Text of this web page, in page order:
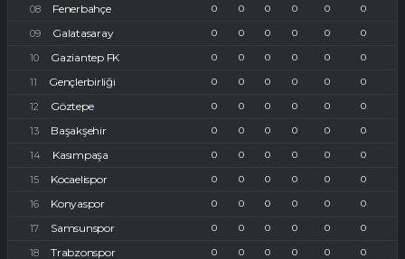
Fenerbahçe 0 0 0 0 0 0
Galatasaray 0 0 0 0 0 0
Gaziantep FK 0 0 0 0 0 0
Gençlerbirliği 0 0 0 0 0 0
Göztepe 0 0 0 0 0 0
Başakşehir 0 0 0 0 0 0
Kasımpaşa 0 0 0 0 0 0
Kocaelispor 0 0 0 0 0 0
Konyaspor 0 0 0 0 0 0
Samsunspor 0 0 0 0 0 0
Trabzonspor 0 0 0 0 0 0